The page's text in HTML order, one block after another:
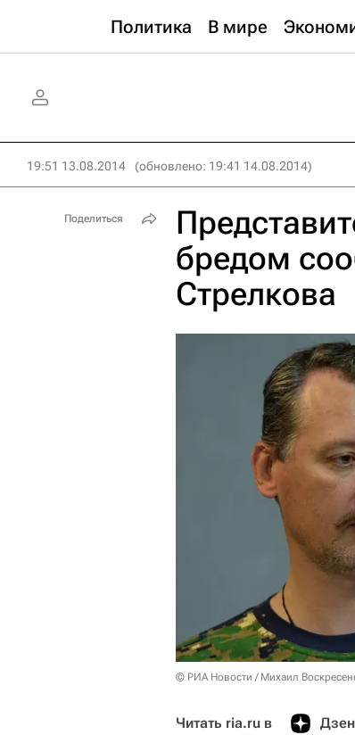
Политика В мире
19:51 13.08.2014 (обновлено: 19:41 14.08.2014)
бредом
Стрелкова
© РИА Новости / Михаил
Читать ria.ru в Дзен
Поделиться